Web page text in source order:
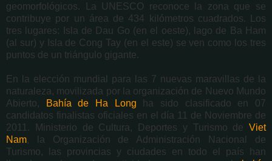
geomorfológicos. La UNESCO reconoce la zona que se
contribuye por un área de 434 kilómetros cuadrados. Los
tres lugares: Isla de Dau Go (en el oeste), lago de Ba Ham
(al sur) y Isla de Cong Tay (en el este) se ven como los tres
puntos de un triángulo gigante.
En la elección mundial para las 7 nuevas maravillas de la
naturaleza, movilizada por la organización de Nuevo Mundo
Abierto,
Bahía de Ha Long
ha sido clasificado en 07
candidatos finalistas oficiales en el día 11 de Noviembre de
2011. Ministerio de Cultura, Deportes y Turismo de Viet
Nam, la Organización de Administración Nacional de
Turismo, las provincias y ciudades en todo el país han